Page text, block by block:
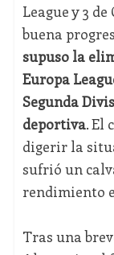
League y 3
buena
supuso la
Europa
Segunda
deportiva. El
digerir la
sufrió un
rendimiento
Tras una